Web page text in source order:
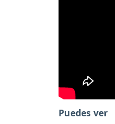
Puedes ver